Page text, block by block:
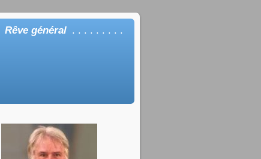
Rêve général . . . . . . . . .